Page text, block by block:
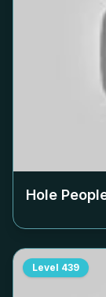
Hole
Level 439